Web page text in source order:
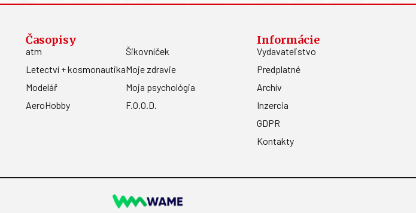
Časopisy
atm
Letectví + kosmonautika
Modelář
AeroHobby
Šikovníček
Moje zdravie
Moja psychológia
F.O.O.D.
Informácie
Vydavateľstvo
Predplatné
Archív
Inzercia
GDPR
Kontakty